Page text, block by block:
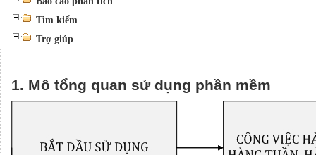
Tìm kiếm
Trợ giúp
1. Mô tổng quan sử dụng phần mềm